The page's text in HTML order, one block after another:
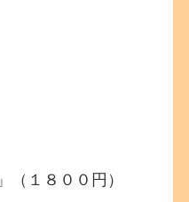
」（１８００円）